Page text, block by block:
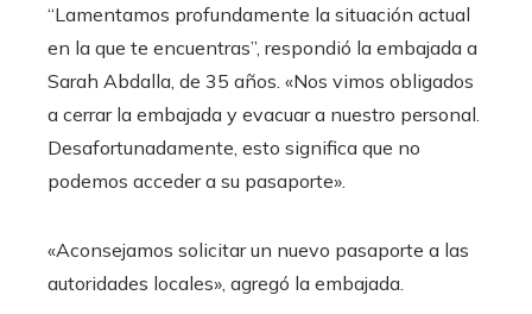
“Lamentamos profundamente la situación actual
en la que te encuentras”, respondió la embajada a
Sarah Abdalla, de 35 años. «Nos vimos obligados
a cerrar la embajada y evacuar a nuestro personal.
Desafortunadamente, esto significa que no
podemos acceder a su pasaporte».
«Aconsejamos solicitar un nuevo pasaporte a las
autoridades locales», agregó la embajada.